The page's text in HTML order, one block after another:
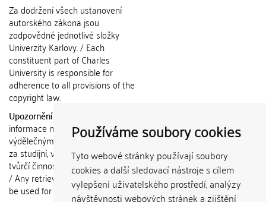
Používáme soubory cookies
Tyto webové stránky používají soubory
cookies a další sledovací nástroje s cílem
vylepšení uživatelského prostředí, analýzy
návštěvnosti webových stránek a zjištění
Za dodržení všech ustanovení
autorského zákona jsou
zodpovědné jednotlivé složky
Univerzity Karlovy. / Each
constituent part of Charles
University is responsible for
adherence to all provisions of the
copyright law.
Upozornění / Notice:
informace nemohou být použity k
výdělečným účelům nebo vydávány
za studijní, vědeckou nebo jinou
tvůrčí činnost jiné osoby než autora.
/ Any retrieved information shall not
be used for any commercial